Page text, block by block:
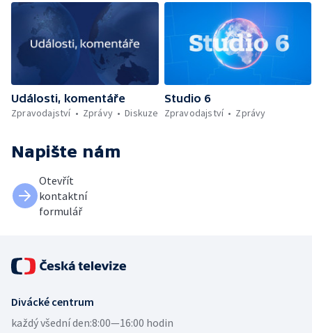
Události, komentáře
Zpravodajství
Zprávy Diskuze
Studio 6
Zpravodajství
Zprávy
Napište nám
Otevřít
kontaktní
formulář
Divácké centrum
každý všední den:8:00—16:00 hodin